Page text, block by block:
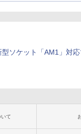
型ソケット「AM1」対
て